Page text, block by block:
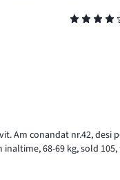
Am conandat nr.42, desi
68-69 kg, sold